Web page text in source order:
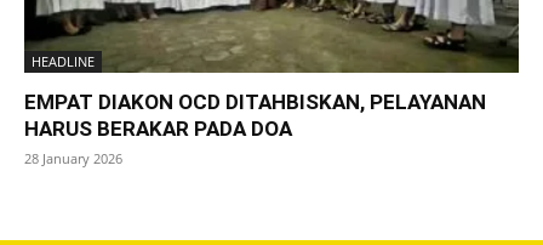
HEADLINE
EMPAT DIAKON OCD DITAHBISKAN, PELAYANAN
HARUS BERAKAR PADA DOA
28 January 2026